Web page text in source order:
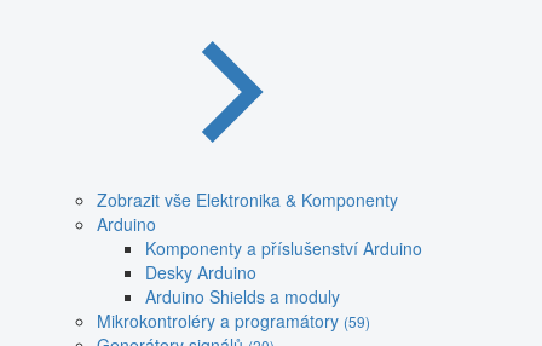
Zobrazit vše Elektronika & Komponenty
Arduino
Komponenty a příslušenství Arduino
Desky Arduino
Arduino Shields a moduly
Mikrokontroléry a programátory (59)